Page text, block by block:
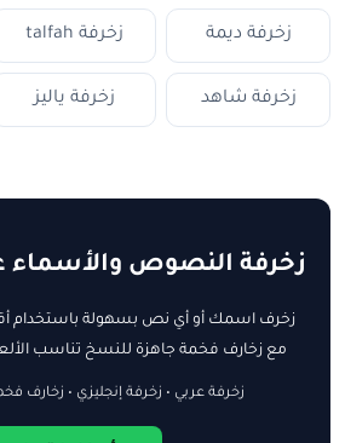
زخرفة ديمة زخرفة talfah
زخرفة شاهد زخرفة ياليز
زخرفة النصوص والأسماء
زخرف اسمك أو أي نص بسهولة باستخدام
مع زخارف فخمة جاهزة للنسخ تناسب
زخرفة عربي • زخرفة إنجليزي • زخارف